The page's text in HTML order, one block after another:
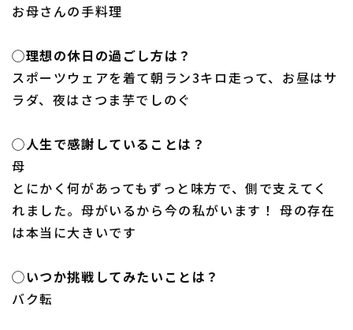
お母さんの手料理
◯理想の休日の過ごし方は？
スポーツウェアを着て朝ラン3キロ走って、お昼はサ
ラダ、夜はさつま芋でしのぐ
◯人生で感謝していることは？
母
とにかく何があってもずっと味方で、側で支えてく
れました。母がいるから今の私がいます！ 母の存在
は本当に大きいです
◯いつか挑戦してみたいことは？
バク転